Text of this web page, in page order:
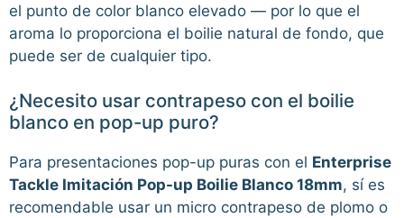
el punto de color blanco elevado — por lo que el
aroma lo proporciona el boilie natural de fondo, que
puede ser de cualquier tipo.
¿Necesito usar contrapeso con el boilie
blanco en pop-up puro?
Para presentaciones pop-up puras con el Enterprise
Tackle Imitación Pop-up Boilie Blanco 18mm, sí es
recomendable usar un micro contrapeso de plomo o